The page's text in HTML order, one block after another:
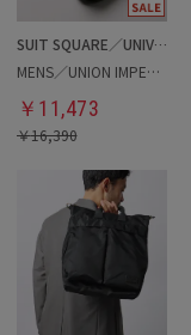
SUIT SQUARE／UNIVERSAL LANGUAGE
MENS／UNION IMPERIAL監修／コインローファー
￥ 11,473
￥16,390